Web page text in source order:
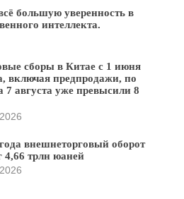
большую уверенность в
интеллекта.
сборы в Китае с 1 июня
включая предпродажи, по
7 августа уже превысили 8
внешнеторговый оборот
4,66 трлн юаней